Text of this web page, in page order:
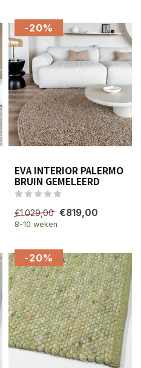
-20%
EVA INTERIOR PALERMO
BRUIN GEMELEERD
€1.029,00 €819,00
8-10 weken
-20%